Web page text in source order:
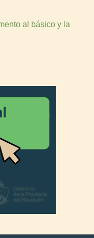
al básico y la